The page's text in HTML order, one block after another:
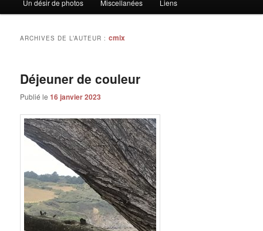
secondaire
Un désir de photos Miscellanées Liens
ARCHIVES DE L’AUTEUR :cmix
Déjeuner de couleur
Publié le16 janvier 2023